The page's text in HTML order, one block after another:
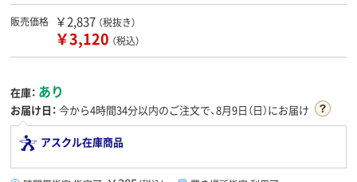
販売価格 ￥2,837 （税抜き）
￥3,120 （税込）
在庫： あり
お届け日： 今から4時間34分以内のご注文で、8月9日（日）にお届け
アスクル在庫商品